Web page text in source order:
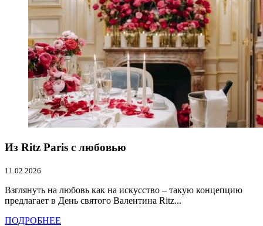
Из Ritz Paris с любовью
11.02.2026
Взглянуть на любовь как на искусство – такую концепцию
предлагает в День святого Валентина Ritz...
ПОДРОБНЕЕ